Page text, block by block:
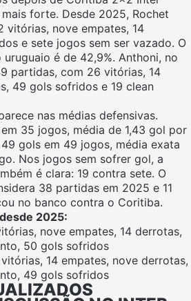
forte. Desde 2025, Rochet
vitórias, nove empates, 14
e sete jogos sem ser vazado. O
é de 42,9%. Anthoni, no
partidas, com 26 vitórias, 14
49 gols sofridos e 19 clean
nas médias defensivas.
35 jogos, média de 1,43 gol por
gols em 49 jogos, média exata
Nos jogos sem sofrer gol, a
é clara: 19 contra sete. O
38 partidas em 2025 e 11
no banco contra o Coritiba.
2025:
nove empates, 14 derrotas,
50 gols sofridos
14 empates, nove derrotas,
49 gols sofridos